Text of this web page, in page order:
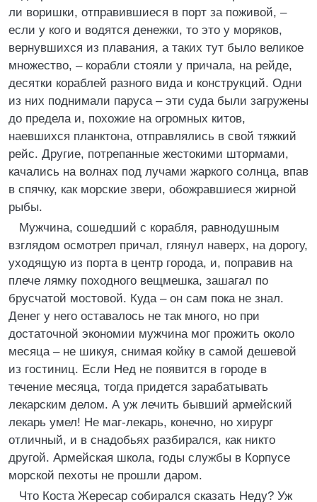
ли воришки, отправившиеся в порт за поживой, –
если у кого и водятся денежки, то это у моряков,
вернувшихся из плавания, а таких тут было великое
множество, – корабли стояли у причала, на рейде,
десятки кораблей разного вида и конструкций. Одни
из них поднимали паруса – эти суда были загружены
до предела и, похожие на огромных китов,
наевшихся планктона, отправлялись в свой тяжкий
рейс. Другие, потрепанные жестокими штормами,
качались на волнах под лучами жаркого солнца, впав
в спячку, как морские звери, обожравшиеся жирной
рыбы.
Мужчина, сошедший с корабля, равнодушным
взглядом осмотрел причал, глянул наверх, на дорогу,
уходящую из порта в центр города, и, поправив на
плече лямку походного вещмешка, зашагал по
брусчатой мостовой. Куда – он сам пока не знал.
Денег у него оставалось не так много, но при
достаточной экономии мужчина мог прожить около
месяца – не шикуя, снимая койку в самой дешевой
из гостиниц. Если Нед не появится в городе в
течение месяца, тогда придется зарабатывать
лекарским делом. А уж лечить бывший армейский
лекарь умел! Не маг-лекарь, конечно, но хирург
отличный, и в снадобьях разбирался, как никто
другой. Армейская школа, годы службы в Корпусе
морской пехоты не прошли даром.
Что Коста Жересар собирался сказать Неду? Уж